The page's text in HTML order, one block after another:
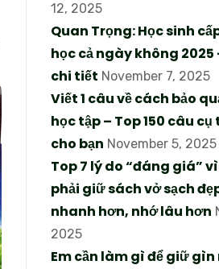
12, 2025
Quan Trọng: Học sinh
học cả ngày không 2025
chi tiết November 7, 2025
Viết 1 câu về cách bảo
học tập – Top 150 câu
cho bạn November 5, 2025
Top 7 lý do “đáng giá”
phải giữ sách vở sạch
nhanh hơn, nhớ lâu hơn
2025
Em cần làm gì để giữ